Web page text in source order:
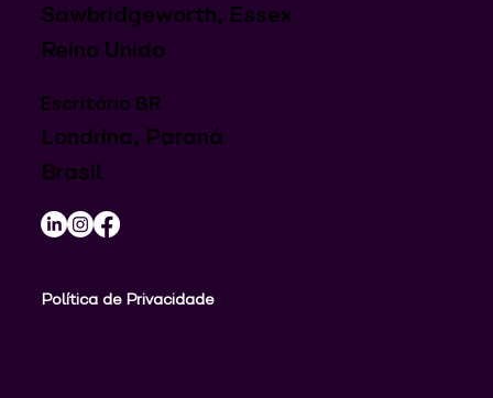
Sawbridgeworth, Essex
Reino Unido
Escritório BR
Londrina, Paraná
Brasil
Política de Privacidade